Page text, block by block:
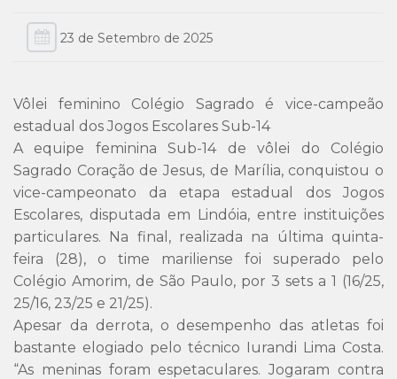
23 de Setembro de 2025
Vôlei feminino Colégio Sagrado é vice-campeão
estadual dos Jogos Escolares Sub-14
A equipe feminina Sub-14 de vôlei do Colégio
Sagrado Coração de Jesus, de Marília, conquistou o
vice-campeonato da etapa estadual dos Jogos
Escolares, disputada em Lindóia, entre instituições
particulares. Na final, realizada na última quinta-
feira (28), o time mariliense foi superado pelo
Colégio Amorim, de São Paulo, por 3 sets a 1 (16/25,
25/16, 23/25 e 21/25).
Apesar da derrota, o desempenho das atletas foi
bastante elogiado pelo técnico Iurandi Lima Costa.
“As meninas foram espetaculares. Jogaram contra